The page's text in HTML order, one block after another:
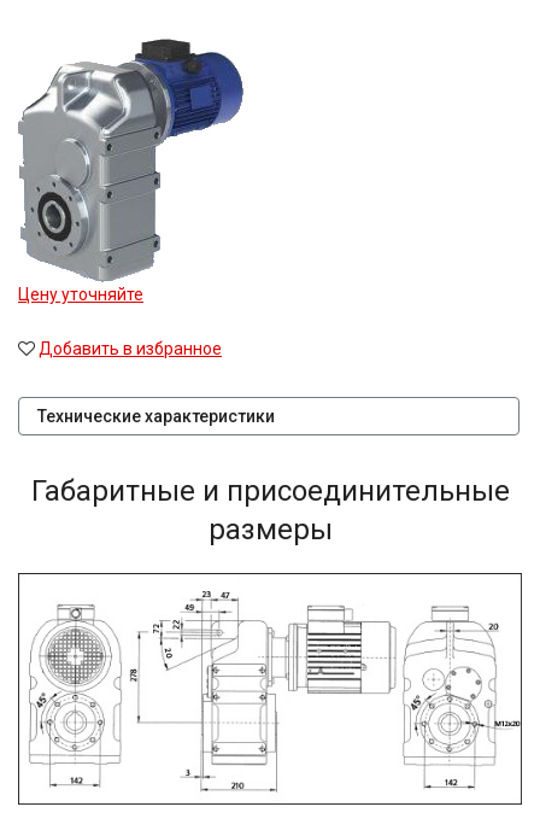
Цену уточняйте
Добавить в избранное
Технические характеристики
Габаритные и присоединительные
размеры